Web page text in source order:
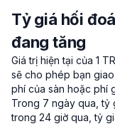
Tỷ giá hối
đang tăng
Giá trị hiện tại của 1
sẽ cho phép bạn
phí của sàn hoặc phí
Trong 7 ngày qua, tỷ
trong 24 giờ qua, tỷ